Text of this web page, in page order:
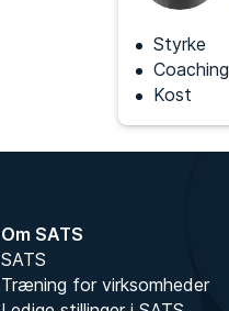
Styrke
Coaching
Kost
Om SATS
SATS
Træning for virksomheder